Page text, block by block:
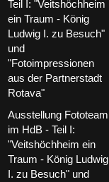
Ausstellung Fototeam
im HdB - Teil I:
"Veitshöchheim ein
Traum - König Ludwig
I. zu Besuch" und